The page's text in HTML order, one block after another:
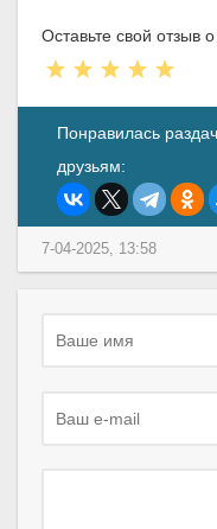
Оставьте свой отзыв
Понравилась
друзьям:
7-04-2025, 13:58